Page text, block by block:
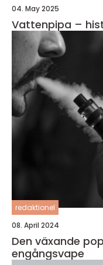
04. May 2025
Vattenpipa –
redaktionel
08. April 2024
Den växande
engångsvape